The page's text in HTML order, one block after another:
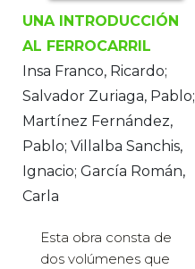
UNA INTRODUCCIÓN
AL FERROCARRIL
Insa Franco, Ricardo;
Salvador Zuriaga, Pablo;
Martínez Fernández,
Pablo; Villalba Sanchis,
Ignacio; García Román,
Carla
Esta obra consta de
dos volúmenes que